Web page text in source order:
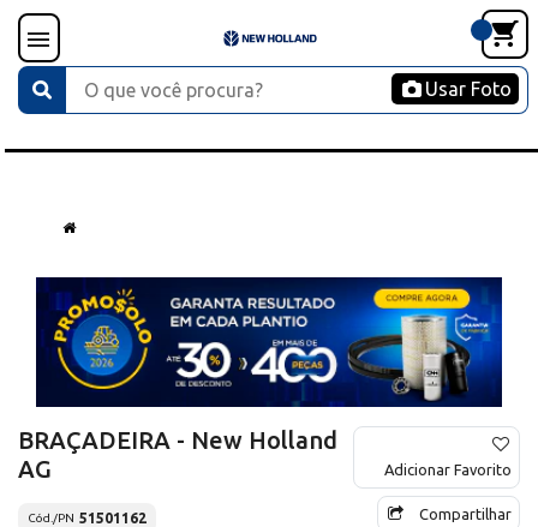
Usar Foto
BRAÇADEIRA - New Holland
AG
Cód./PN 51501162
Adicionar Favorito
Compartilhar